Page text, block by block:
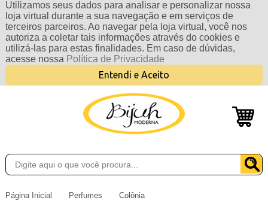
Utilizamos seus dados para analisar e personalizar nossa
loja virtual durante a sua navegação e em serviços de
terceiros parceiros. Ao navegar pela loja virtual, você nos
autoriza a coletar tais informações através do cookies e
utilizá-las para estas finalidades. Em caso de dúvidas,
acesse nossa Política de Privacidade
Entendi e Aceito
Página Inicial Perfumes Colônia